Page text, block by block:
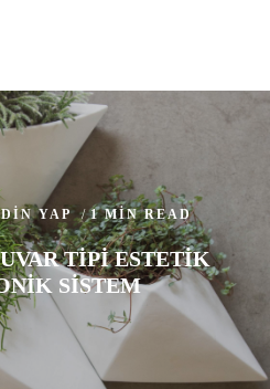
YAP 1 MIN READ
TIPI ESTETIK
SISTEM